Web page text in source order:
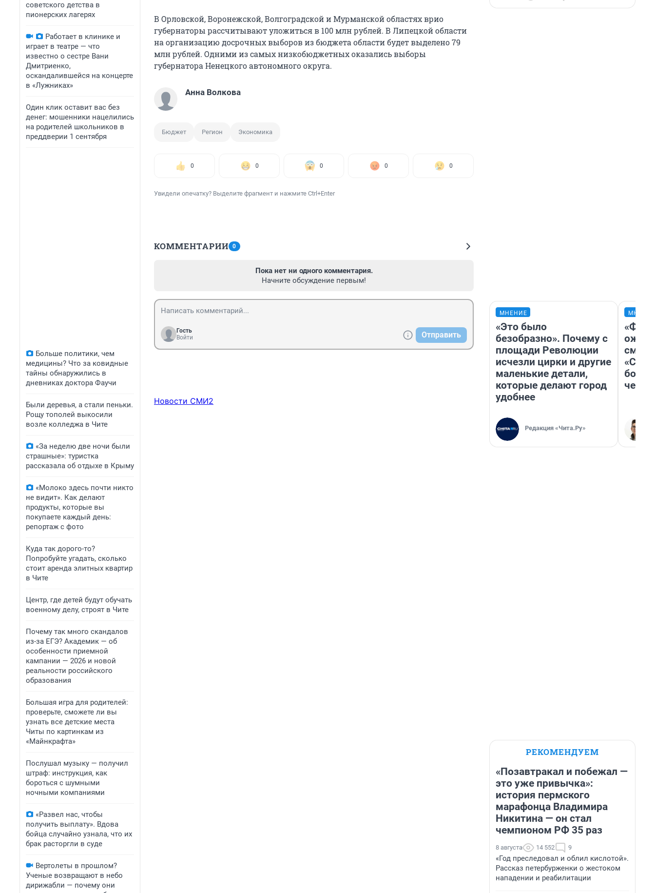
советского детства в
пионерских лагерях
Работает в клинике и
играет в театре — что
известно о сестре Вани
Дмитриенко,
оскандалившейся на концерте
в «Лужниках»
Один клик оставит вас без
денег: мошенники нацелились
на родителей школьников в
преддверии 1 сентября
Больше политики, чем
медицины? Что за ковидные
тайны обнаружились в
дневниках доктора Фаучи
Были деревья, а стали пеньки.
Рощу тополей выкосили
возле колледжа в Чите
«За неделю две ночи были
страшные»: туристка
рассказала об отдыхе в Крыму
«Молоко здесь почти никто
не видит». Как делают
продукты, которые вы
покупаете каждый день:
репортаж с фото
Куда так дорого-то?
Попробуйте угадать, сколько
стоит аренда элитных квартир
в Чите
Центр, где детей будут обучать
военному делу, строят в Чите
Почему так много скандалов
из-за ЕГЭ? Академик — об
особенности приемной
кампании — 2026 и новой
реальности российского
образования
Большая игра для родителей:
проверьте, сможете ли вы
узнать все детские места
Читы по картинкам из
«Майнкрафта»
Послушал музыку — получил
штраф: инструкция, как
бороться с шумными
ночными компаниями
«Развел нас, чтобы
получить выплату». Вдова
бойца случайно узнала, что их
брак расторгли в суде
Вертолеты в прошлом?
Ученые возвращают в небо
дирижабли — почему они
В Орловской, Воронежской, Волгоградской и Мурманской областях врио
губернаторы рассчитывают уложиться в 100 млн рублей. В Липецкой области
на организацию досрочных выборов из бюджета области будет выделено 79
млн рублей. Одними из самых низкобюджетных оказались выборы
губернатора Ненецкого автономного округа.
Анна Волкова
Бюджет Регион Экономика
0 0 0 0 0
Увидели опечатку? Выделите фрагмент и нажмите Ctrl+Enter
КОММЕНТАРИИ 0
Пока нет ни одного комментария.
Начните обсуждение первым!
Гость
Войти
Отправить
Новости СМИ2
МНЕНИЕ
«Это было
безобразно». Почему с
площади Революции
исчезли цирки и другие
маленькие детали,
которые делают город
удобнее
Редакция «Чита.Ру»
РЕКОМЕНДУЕМ
«Позавтракал и побежал —
это уже привычка»:
история пермского
марафонца Владимира
Никитина — он стал
чемпионом РФ 35 раз
8 августа 14 552 9
«Год преследовал и облил кислотой».
Рассказ петербурженки о жестоком
нападении и реабилитации